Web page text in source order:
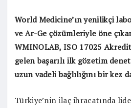
World Medicine’ın yenilikçi
ve Ar-Ge çözümleriyle öne
WMINOLAB, ISO 17025
gelen başarılı ilk gözetim
uzun vadeli bağlılığını bir kez
Türkiye’nin ilaç ihracatında